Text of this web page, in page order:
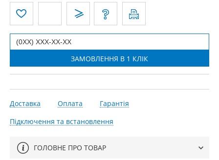
Доставка Оплата
Гарантія
Підключення та встановлення
ГОЛОВНЕ ПРО ТОВАР